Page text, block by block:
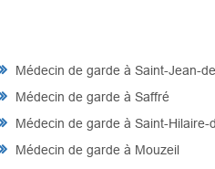
Médecin de garde à Saint-Jean-
Médecin de garde à Saffré
Médecin de garde à Saint-Hilaire-
Médecin de garde à Mouzeil